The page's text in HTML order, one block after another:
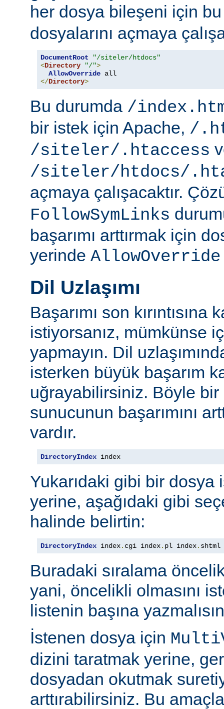
her dosya bileşeni için
dosyalarını açmaya
DocumentRoot
"/siteler/htdocs"
<Directory "/">
AllowOverride
</Directory>
Bu durumda /
bir istek için Apache, /
/siteler/.htaccess
/siteler/htdocs/
açmaya çalışacaktır.
FollowSymLinks
başarımı arttırmak için
yerinde AllowOverride
Dil Uzlaşımı
Başarımı son kırıntısına
istiyorsanız, mümkünse
yapmayın. Dil
isterken büyük başarım
uğrayabilirsiniz. Böyle bir
sunucunun başarımını
vardır.
DirectoryIndex index
Yukarıdaki gibi bir dosya
yerine, aşağıdaki gibi
halinde belirtin:
DirectoryIndex index. cgi index. pl index. shtml
Buradaki sıralama
yani, öncelikli olmasını
listenin başına
İstenen dosya için
dizini taratmak yerine,
dosyadan okutmak
arttırabilirsiniz. Bu